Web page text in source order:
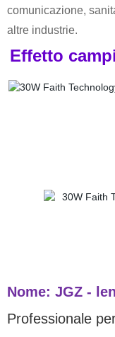
comunicazione,
altre industrie.
Effetto
Nome: JGZ-
Professionale